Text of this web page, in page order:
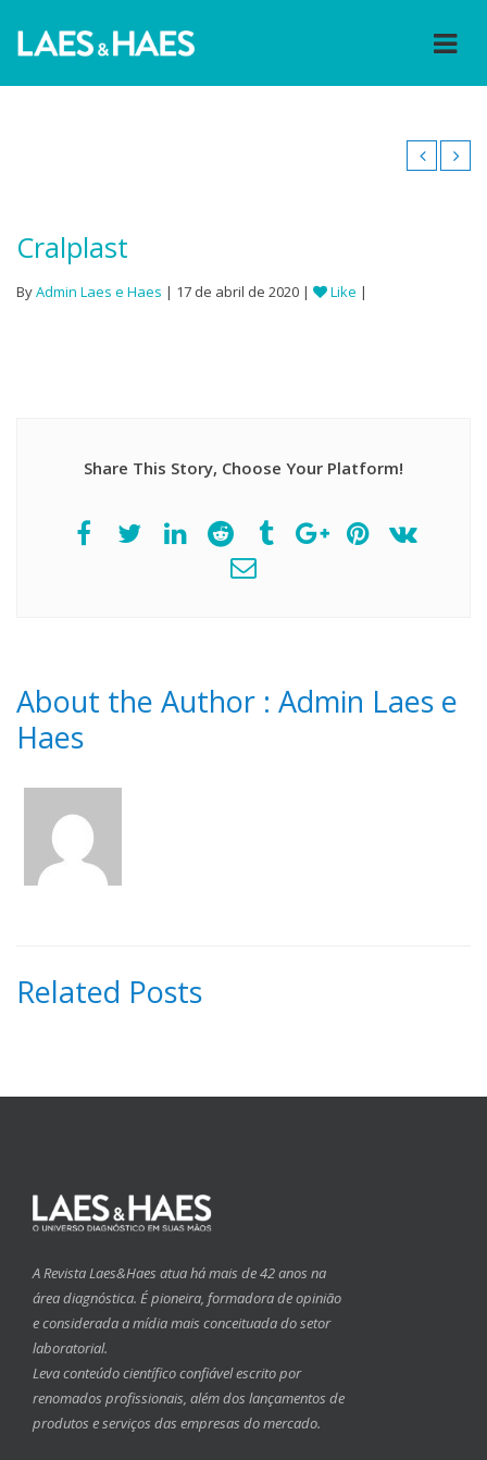
Cralplast
ByAdmin Laes e Haes | 17 de abril de 2020 | Like |
Share This Story, Choose Your Platform!
About the Author : Admin Laes e
Haes
Related Posts
A Revista Laes&Haes atua há mais de 42 anos na
área diagnóstica. É pioneira, formadora de opinião
e considerada a mídia mais conceituada do setor
laboratorial.
Leva conteúdo científico confiável escrito por
renomados profissionais, além dos lançamentos de
produtos e serviços das empresas do mercado.